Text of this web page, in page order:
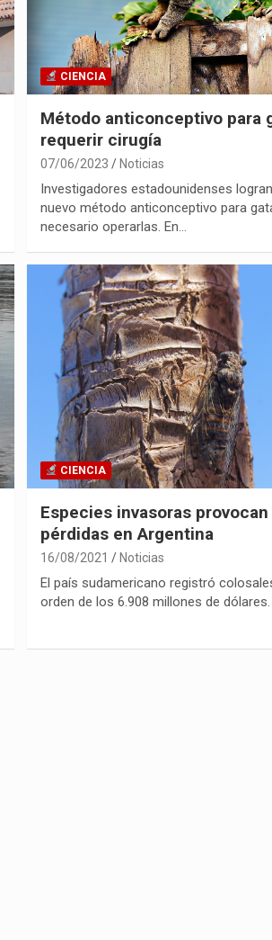
CIENCIA
Método anticonceptivo para
requerir cirugía
07/06/2023 Noticias
Investigadores estadounidenses
nuevo método anticonceptivo para
necesario operarlas. En…
CIENCIA
Especies invasoras
pérdidas en Argentina
16/08/2021 Noticias
El país sudamericano registró
orden de los 6.908 millones de